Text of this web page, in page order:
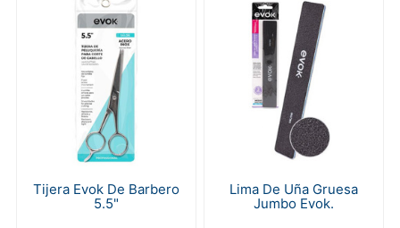
Tijera Evok De Barbero
5.5"
Lima De Uña Gruesa
Jumbo Evok.